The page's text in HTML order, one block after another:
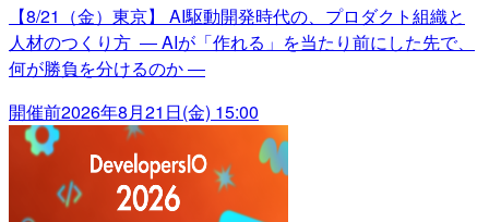
【8/21（金）東京】 AI駆動開発時代の、プロダクト組織と
人材のつくり方 ― AIが「作れる」を当たり前にした先で、
何が勝負を分けるのか ―
開催前2026年8月21日(金) 15:00